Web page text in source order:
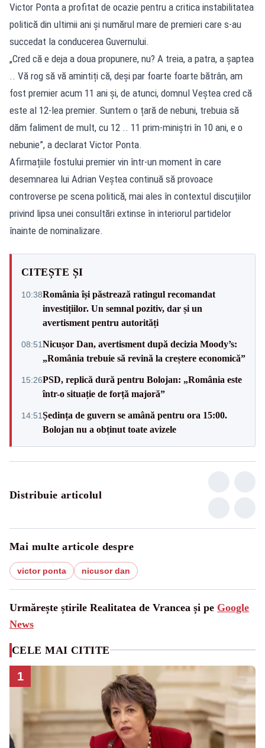
Victor Ponta a profitat de ocazie pentru a critica instabilitatea
politică din ultimii ani și numărul mare de premieri care s-au
succedat la conducerea Guvernului.
„Cred că e deja a doua propunere, nu? A treia, a patra, a șaptea
.. Vă rog să vă amintiți că, deși par foarte foarte bătrân, am
fost premier acum 11 ani și, de atunci, domnul Veștea cred că
este al 12-lea premier. Suntem o țară de nebuni, trebuia să
dăm faliment de mult, cu 12 .. 11 prim-miniștri în 10 ani, e o
nebunie”, a declarat Victor Ponta.
Afirmațiile fostului premier vin într-un moment în care
desemnarea lui Adrian Veștea continuă să provoace
controverse pe scena politică, mai ales în contextul discuțiilor
privind lipsa unei consultări extinse în interiorul partidelor
înainte de nominalizare.
CITEȘTE ȘI
10:38România își păstrează ratingul recomandat
investițiilor. Un semnal pozitiv, dar și un
avertisment pentru autorități
08:51Nicușor Dan, avertisment după decizia Moody’s:
„România trebuie să revină la creștere economică”
15:26PSD, replică dură pentru Bolojan: „România este
într-o situație de forță majoră”
14:51Ședința de guvern se amână pentru ora 15:00.
Bolojan nu a obținut toate avizele
Distribuie articolul
Mai multe articole despre
victor ponta nicusor dan
Urmărește știrile Realitatea de Vrancea și pe Google
News
CELE MAI CITITE
1